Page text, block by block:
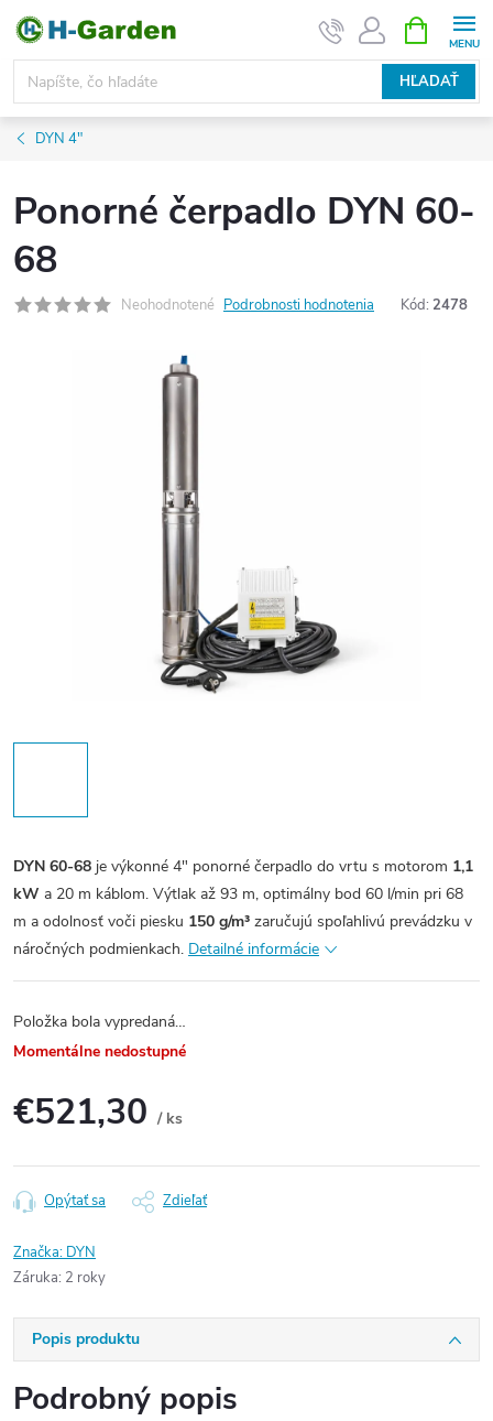
Prejsť
obsah
HĽADAŤ
KOŠÍK
DYN 4"
Ponorné čerpadlo DYN 60-
68
Neohodnotené Podrobnosti hodnotenia Kód: 2478
DYN 60-68 je výkonné 4" ponorné čerpadlo do vrtu s motorom 1,1
kW a 20 m káblom. Výtlak až 93 m, optimálny bod 60 l/min pri 68
m a odolnosť voči piesku 150 g/m³ zaručujú spoľahlivú prevádzku v
náročných podmienkach. Detailné informácie
Položka bola vypredaná…
Momentálne nedostupné
€521,30 / ks
cena:
Opýtať sa Zdieľať
Značka: DYN
Záruka: 2 roky
Popis produktu
Podrobný popis